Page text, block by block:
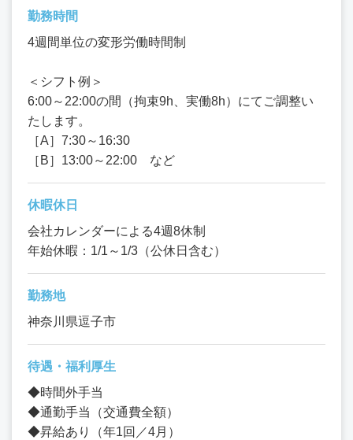
勤務時間
4週間単位の変形労働時間制
＜シフト例＞
6:00～22:00の間（拘束9h、実働8h）にてご調整い
たします。
［A］7:30～16:30
［B］13:00～22:00 など
休暇休日
会社カレンダーによる4週8休制
年始休暇：1/1～1/3（公休日含む）
勤務地
神奈川県逗子市
待遇・福利厚生
◆時間外手当
◆通勤手当（交通費全額）
◆昇給あり（年1回／4月）